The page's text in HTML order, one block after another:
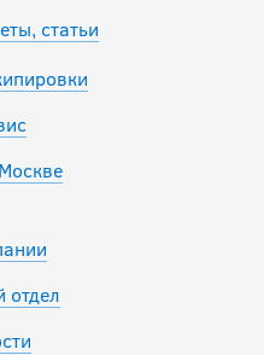
статьи
отдел